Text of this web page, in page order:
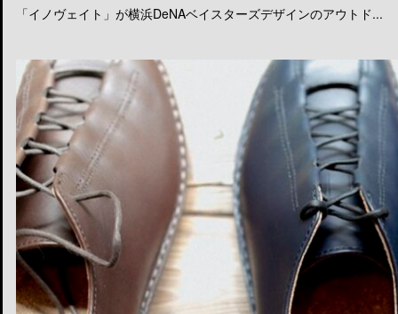
「イノヴェイト」が横浜DeNAベイスターズデザインのアウトド...